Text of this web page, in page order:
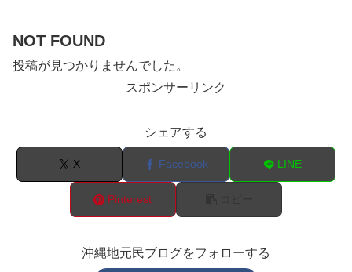
NOT FOUND
投稿が見つかりませんでした。
スポンサーリンク
シェアする
X Facebook LINE
Pinterest
沖縄地元民ブログをフォローする